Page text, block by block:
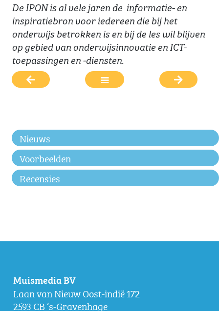
De IPON is al vele jaren de informatie- en
inspiratiebron voor iedereen die bij het
onderwijs betrokken is en bij de les wil blijven
op gebied van onderwijsinnovatie en ICT-
toepassingen en -diensten.
Nieuws
Voorbeelden
Recensies
Muismedia BV
Laan van Nieuw Oost-indië 172
2593 CB ‘s-Gravenhage